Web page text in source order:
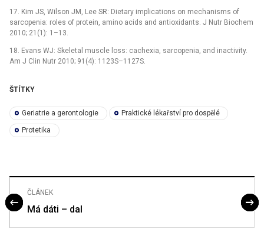
17. Kim JS, Wilson JM, Lee SR: Dietary implications on mechanisms of
sarcopenia: roles of protein, amino acids and antioxidants. J Nutr Biochem
2010; 21(1): 1–13.
18. Evans WJ: Skeletal muscle loss: cachexia, sarcopenia, and inactivity.
Am J Clin Nutr 2010; 91(4): 1123S–1127S.
ŠTÍTKY
Geriatrie a gerontologie Praktické lékařství pro dospělé
Protetika
ČLÁNEK
Má dáti – dal